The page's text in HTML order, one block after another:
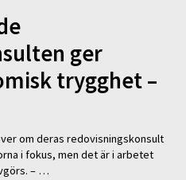
ger
trygghet –
om deras redovisningskonsult
i fokus, men det är i arbetet
– …